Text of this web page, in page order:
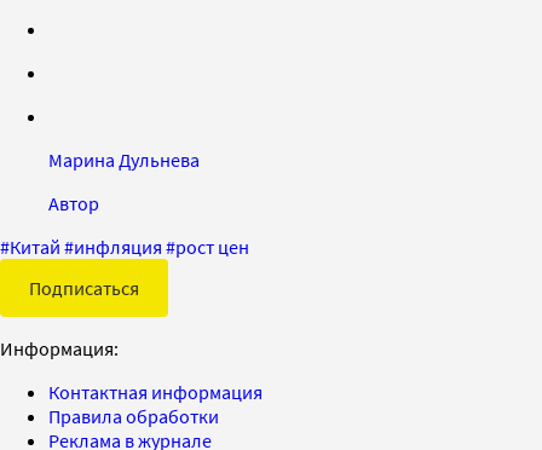
Марина Дульнева
Автор
#Китай #инфляция #рост цен
Подписаться
Информация:
Контактная информация
Правила обработки
Реклама в журнале